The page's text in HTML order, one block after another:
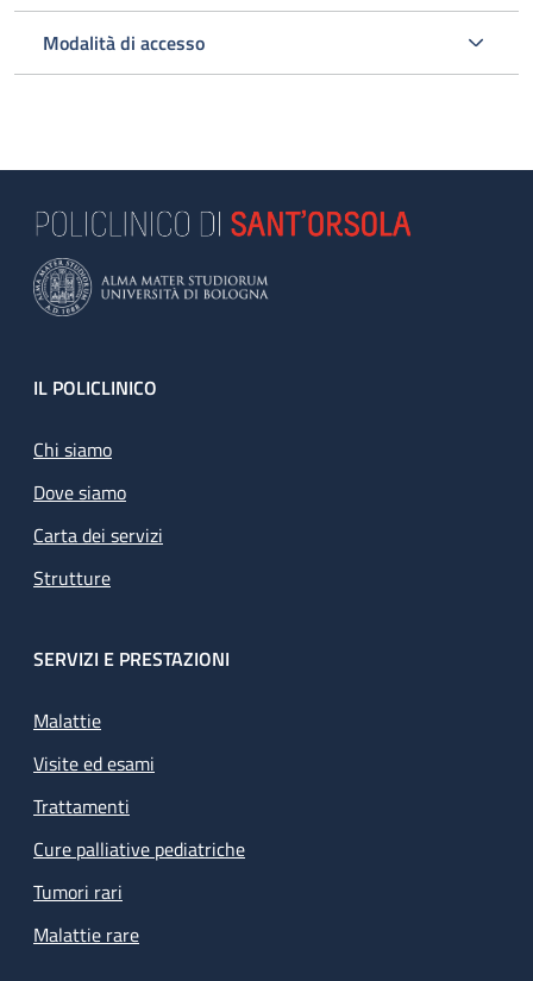
Modalità di accesso
Footer
IL POLICLINICO
Chi siamo
Dove siamo
Carta dei servizi
Strutture
SERVIZI E PRESTAZIONI
Malattie
Visite ed esami
Trattamenti
Cure palliative pediatriche
Tumori rari
Malattie rare